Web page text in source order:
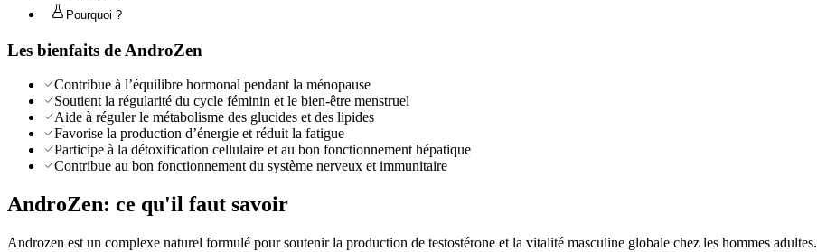
Pourquoi ?
Les bienfaits de AndroZen
Contribue à l’équilibre hormonal pendant la ménopause
Soutient la régularité du cycle féminin et le bien-être menstruel
Aide à réguler le métabolisme des glucides et des lipides
Favorise la production d’énergie et réduit la fatigue
Participe à la détoxification cellulaire et au bon fonctionnement hépatique
Contribue au bon fonctionnement du système nerveux et immunitaire
AndroZen: ce qu'il faut savoir
Androzen est un complexe naturel formulé pour soutenir la production de testostérone et la vitalité masculine globale chez les hommes adultes.